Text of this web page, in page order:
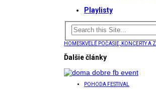
Playlisty
HOMESKVELÉ POČASIE, KONCERTY
Ďalšie články
POHODA FESTIVAL